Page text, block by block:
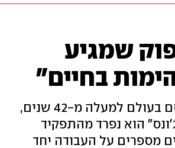
שמגיע
בחיים"
הריסון פורד גילם את דמותו של הארכיאולוג המפורסם בעולם למעלה מ-42 שנים,
הוא נפרד מהתפקיד
מספרים על העבודה יחד